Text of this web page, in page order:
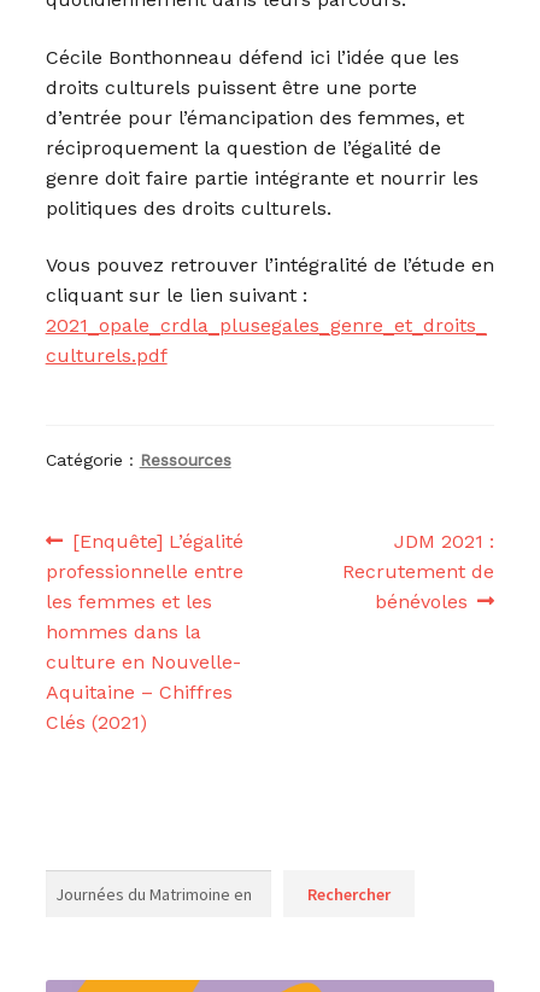
Cécile Bonthonneau défend ici l’idée que les
droits culturels puissent être une porte
d’entrée pour l’émancipation des femmes, et
réciproquement la question de l’égalité de
genre doit faire partie intégrante et nourrir les
politiques des droits culturels.
Vous pouvez retrouver l’intégralité de l’étude en
cliquant sur le lien suivant :
2021_opale_crdla_plusegales_genre_et_droits_
culturels.pdf
Catégorie : Ressources
Navigation
de
l’article
Article
précédent :
[Enquête] L’égalité
professionnelle entre
les femmes et les
hommes dans la
culture en Nouvelle-
Aquitaine – Chiffres
Clés (2021)
Article
suivant :
JDM 2021 :
Recrutement de
bénévoles
Rechercher Rechercher